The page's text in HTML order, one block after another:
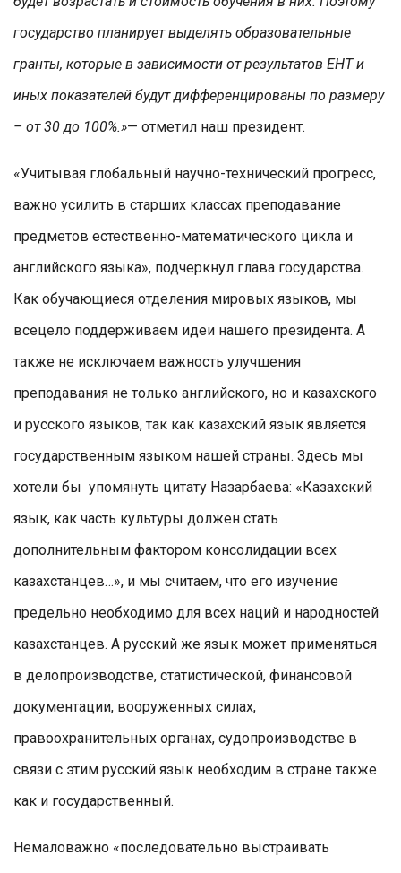
государство планирует выделять образовательные
гранты, которые в зависимости от результатов ЕНТ и
иных показателей будут дифференцированы по размеру
– от 30 до 100%.»— отметил наш президент.
«Учитывая глобальный научно-технический прогресс,
важно усилить в старших классах преподавание
предметов естественно-математического цикла и
английского языка», подчеркнул глава государства.
Как обучающиеся отделения мировых языков, мы
всецело поддерживаем идеи нашего президента. А
также не исключаем важность улучшения
преподавания не только английского, но и казахского
и русского языков, так как казахский язык является
государственным языком нашей страны. Здесь мы
хотели бы упомянуть цитату Назарбаева: «Казахский
язык, как часть культуры должен стать
дополнительным фактором консолидации всех
казахстанцев…», и мы считаем, что его изучение
предельно необходимо для всех наций и народностей
казахстанцев. А русский же язык может применяться
в делопроизводстве, статистической, финансовой
документации, вооруженных силах,
правоохранительных органах, судопроизводстве в
связи с этим русский язык необходим в стране также
как и государственный.
Немаловажно «последовательно выстраивать